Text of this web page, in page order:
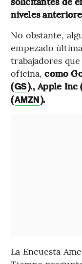
niveles
No obstante,
empezado
trabajadores
oficina,como
(GS)., Apple Inc
(AMZN).
La Encuesta